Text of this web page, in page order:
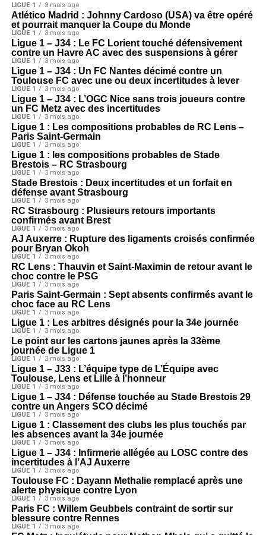
LIGUE 1 3 mois ago
Atlético Madrid : Johnny Cardoso (USA) va être opéré
et pourrait manquer la Coupe du Monde
LIGUE 1 3 mois ago
Ligue 1 – J34 : Le FC Lorient touché défensivement
contre un Havre AC avec des suspensions à gérer
LIGUE 1 3 mois ago
Ligue 1 – J34 : Un FC Nantes décimé contre un
Toulouse FC avec une ou deux incertitudes à lever
LIGUE 1 3 mois ago
Ligue 1 – J34 : L’OGC Nice sans trois joueurs contre
un FC Metz avec des incertitudes
LIGUE 1 3 mois ago
Ligue 1 : Les compositions probables de RC Lens –
Paris Saint-Germain
LIGUE 1 3 mois ago
Ligue 1 : les compositions probables de Stade
Brestois – RC Strasbourg
LIGUE 1 3 mois ago
Stade Brestois : Deux incertitudes et un forfait en
défense avant Strasbourg
LIGUE 1 3 mois ago
RC Strasbourg : Plusieurs retours importants
confirmés avant Brest
LIGUE 1 3 mois ago
AJ Auxerre : Rupture des ligaments croisés confirmée
pour Bryan Okoh
LIGUE 1 3 mois ago
RC Lens : Thauvin et Saint-Maximin de retour avant le
choc contre le PSG
LIGUE 1 3 mois ago
Paris Saint-Germain : Sept absents confirmés avant le
choc face au RC Lens
LIGUE 1 3 mois ago
Ligue 1 : Les arbitres désignés pour la 34e journée
LIGUE 1 3 mois ago
Le point sur les cartons jaunes après la 33ème
journée de Ligue 1
LIGUE 1 3 mois ago
Ligue 1 – J33 : L’équipe type de L’Équipe avec
Toulouse, Lens et Lille à l’honneur
LIGUE 1 3 mois ago
Ligue 1 – J34 : Défense touchée au Stade Brestois 29
contre un Angers SCO décimé
LIGUE 1 3 mois ago
Ligue 1 : Classement des clubs les plus touchés par
les absences avant la 34e journée
LIGUE 1 3 mois ago
Ligue 1 – J34 : Infirmerie allégée au LOSC contre des
incertitudes à l’AJ Auxerre
LIGUE 1 3 mois ago
Toulouse FC : Dayann Methalie remplacé après une
alerte physique contre Lyon
LIGUE 1 3 mois ago
Paris FC : Willem Geubbels contraint de sortir sur
blessure contre Rennes
LIGUE 1 3 mois ago